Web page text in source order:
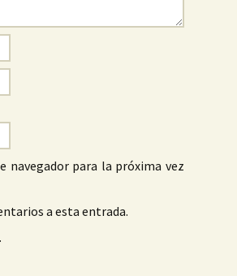
navegador para la próxima vez
a esta entrada.